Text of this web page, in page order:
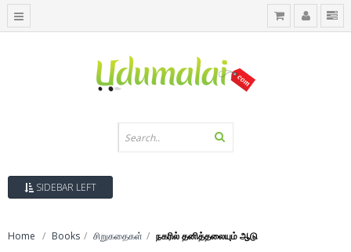
SIDEBAR LEFT
Home Books சிறுகதைகள் நகரில் தனித்தலையும் ஆடு